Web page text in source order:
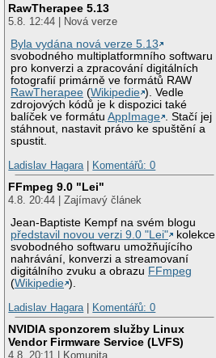
RawTherapee 5.13
5.8. 12:44 | Nová verze
Byla vydána nová verze 5.13
svobodného multiplatformního softwaru
pro konverzi a zpracování digitálních
fotografií primárně ve formátů RAW
RawTherapee (Wikipedie ). Vedle
zdrojových kódů je k dispozici také
balíček ve formátuAppImage . Stačí jej
stáhnout, nastavit právo ke spuštění a
spustit.
Ladislav Hagara| Komentářů: 0
FFmpeg 9.0 "Lei"
4.8. 20:44 | Zajímavý článek
Jean-Baptiste Kempf na svém blogu
představil novou verzi 9.0 "Lei"
kolekce
svobodného softwaru umožňujícího
nahrávání, konverzi a streamovaní
digitálního zvuku a obrazu FFmpeg
(Wikipedie ).
Ladislav Hagara| Komentářů: 0
NVIDIA sponzorem služby Linux
Vendor Firmware Service (LVFS)
4.8. 20:11 | Komunita